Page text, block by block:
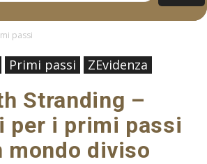
passi
Primi passi ZEvidenza
Stranding –
per i primi passi
mondo diviso